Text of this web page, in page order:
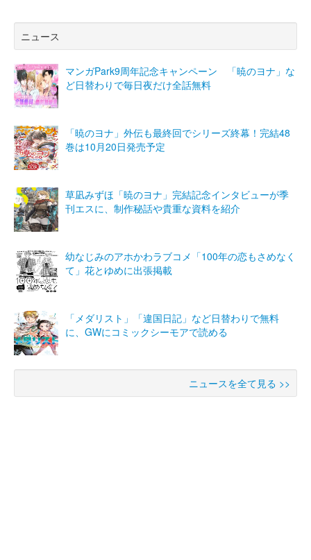
ニュース
マンガPark9周年記念キャンペーン 「暁のヨナ」な
ど日替わりで毎日夜だけ全話無料
「暁のヨナ」外伝も最終回でシリーズ終幕！完結48
巻は10月20日発売予定
草凪みずほ「暁のヨナ」完結記念インタビューが季
刊エスに、制作秘話や貴重な資料を紹介
幼なじみのアホかわラブコメ「100年の恋もさめなく
て」花とゆめに出張掲載
「メダリスト」「違国日記」など日替わりで無料
に、GWにコミックシーモアで読める
ニュースを全て見る >>